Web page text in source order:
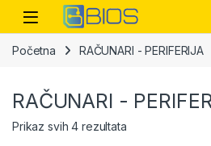
Skip to navigation
Skip to content
Open
Početna RAČUNARI - PERIFERIJA
RAČUNARI -
Prikaz svih 4 rezultataSorted by price: